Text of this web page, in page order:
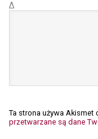
Δ
Ta strona używa Akismet
przetwarzane są dane